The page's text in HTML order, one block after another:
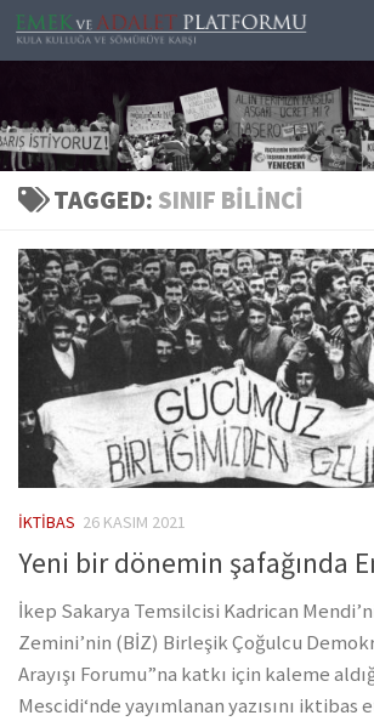
Skip to content
TAGGED: SINIF BILINCI
İKTIBAS 26 KASIM 2021
Yeni bir dönemin şafağında
İkep Sakarya Temsilcisi Kadrican
Zemini’nin (BİZ) Birleşik Çoğulcu
Arayışı Forumu”na katkı için kaleme
Mescidi‘nde yayımlanan yazısını